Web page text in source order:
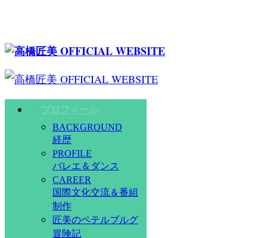
プロフィール
BACKGROUND
経歴
PROFILE
バレエ＆ダンス
CAREER
国際文化交流＆番組
制作
匠美のペテルブルグ
冒険記